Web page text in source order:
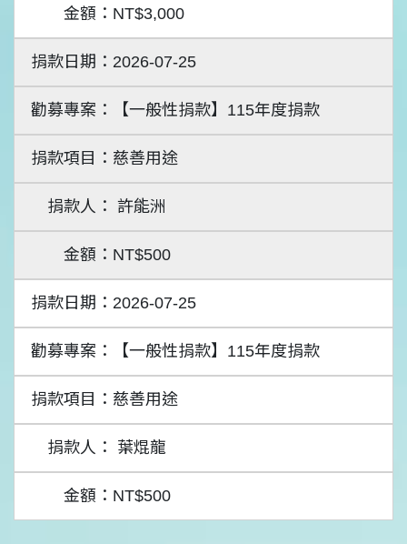
NT$3,000
2026-07-25
【一般性捐款】115年度捐款
慈善用途
許能洲
NT$500
2026-07-25
【一般性捐款】115年度捐款
慈善用途
葉焜龍
NT$500